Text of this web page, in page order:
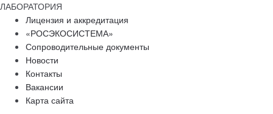
ЛАБОРАТОРИЯ
Лицензия и аккредитация
«РОСЭКОСИСТЕМА»
Сопроводительные документы
Новости
Контакты
Вакансии
Карта сайта